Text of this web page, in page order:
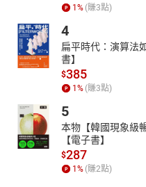
1 % (賺3點)
4
扁平時代：演算法
書】
$385
1 % (賺3點)
5
本物【韓國現象級
【電子書】
$287
1 % (賺2點)